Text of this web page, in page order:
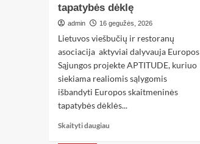
tapatybės dėklę
admin 16 gegužės, 2026
Lietuvos viešbučių ir restoranų
asociacija aktyviai dalyvauja Europos
Sąjungos projekte APTITUDE, kuriuo
siekiama realiomis sąlygomis
išbandyti Europos skaitmeninės
tapatybės dėklės...
Skaityti daugiau